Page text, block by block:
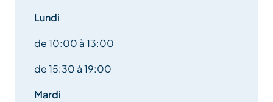
Lundi
de 10:00 à 13:00
de 15:30 à 19:00
Mardi